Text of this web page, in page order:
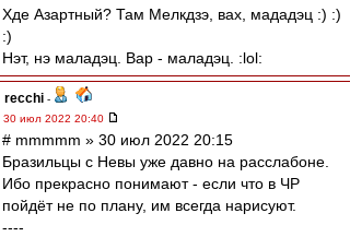
Хде Азартный? Там Мелкдзэ, вах, мададэц :) :)
:)
Нэт, нэ маладэц. Вар - маладэц. :lol:
recchi -
30 июл 2022 20:40
# mmmmm » 30 июл 2022 20:15
Бразильцы с Невы уже давно на расслабоне.
Ибо прекрасно понимают - если что в ЧР
пойдёт не по плану, им всегда нарисуют.
----